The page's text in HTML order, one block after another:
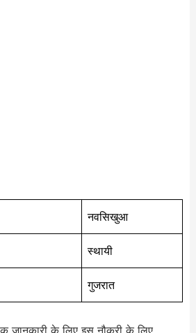
नवसिखुआ
स्थायी
गुजरात